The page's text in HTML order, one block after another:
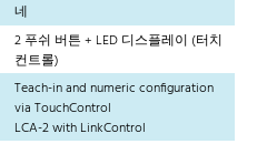
네
2 푸쉬 버튼 + LED 디스플레이 (터치
컨트롤)
Teach-in and numeric configuration
via TouchControl
LCA-2 with LinkControl